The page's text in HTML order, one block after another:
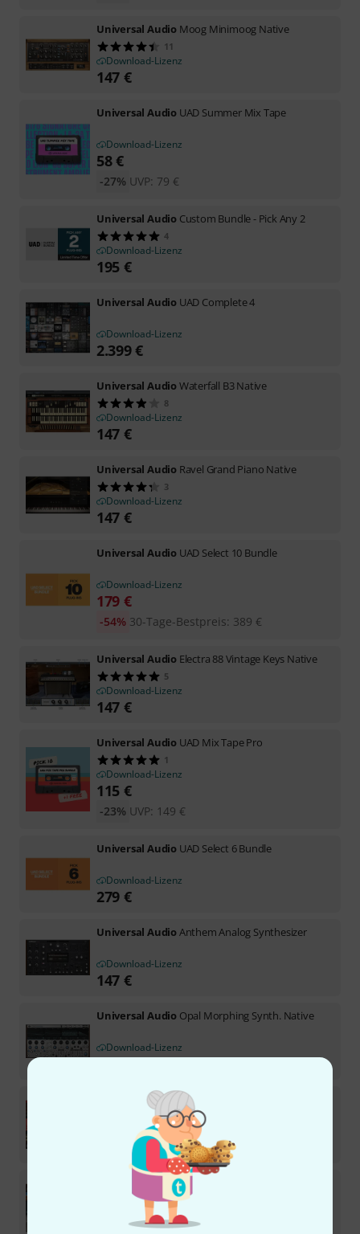
Universal Audio Moog Minimoog Native
11
Download-Lizenz
147 €
Universal Audio UAD Summer Mix Tape
Download-Lizenz
58€
UVP: 79 €
-27%
Universal Audio Custom Bundle - Pick Any 2
4
Download-Lizenz
195 €
Universal Audio UAD Complete 4
Download-Lizenz
2.399€
Universal AudioWaterfall B3 Native
8
Download-Lizenz
147 €
Universal Audio Ravel Grand Piano Native
3
Download-Lizenz
147 €
Universal Audio UAD Select 10 Bundle
Download-Lizenz
179 €
30-Tage-Bestpreis: 389 €
-54%
Universal Audio Electra 88 Vintage Keys Native
5
Download-Lizenz
147 €
Universal Audio UAD Mix Tape Pro
1
Download-Lizenz
115 €
UVP: 149 €
-23%
Universal Audio UAD Select 6 Bundle
Download-Lizenz
279 €
Universal AudioAnthem Analog Synthesizer
Download-Lizenz
147 €
Universal Audio Opal Morphing Synth. Native
Download-Lizenz
147€
Universal Audio UAD Native Producer Bundle
Download-Lizenz
Universal AudioUAD Native Pro
Download-Lizenz